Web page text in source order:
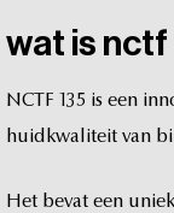
wat is nctf
NCTF 135 is een
huidkwaliteit van
Het bevat een